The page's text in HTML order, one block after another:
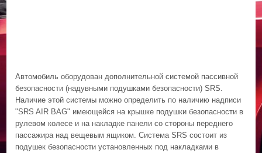
Автомобиль оборудован дополнительной системой пассивной
безопасности (надувными подушками безопасности) SRS.
Наличие этой системы можно определить по наличию надписи
"SRS AIR BAG" имеющейся на крышке подушки безопасности в
рулевом колесе и на накладке панели со стороны переднего
пассажира над вещевым ящиком. Система SRS состоит из
подушек безопасности установленных под накладками в